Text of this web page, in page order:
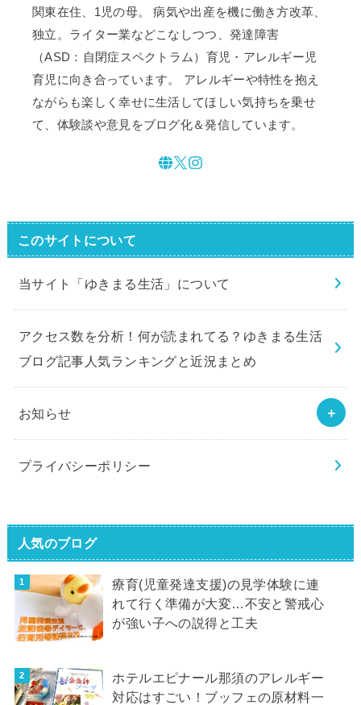
関東在住、1児の母。 病気や出産を機に働き方改革、
独立。ライター業などこなしつつ、発達障害
（ASD：自閉症スペクトラム）育児・アレルギー児
育児に向き合っています。 アレルギーや特性を抱え
ながらも楽しく幸せに生活してほしい気持ちを乗せ
て、体験談や意見をブログ化＆発信しています。
このサイトについて
当サイト「ゆきまる生活」について
アクセス数を分析！何が読まれてる？ゆきまる生活
ブログ記事人気ランキングと近況まとめ
お知らせ
プライバシーポリシー
人気のブログ
療育(児童発達支援)の見学体験に連
れて行く準備が大変…不安と警戒心
が強い子への説得と工夫
ホテルエピナール那須のアレルギー
対応はすごい！ブッフェの原材料一